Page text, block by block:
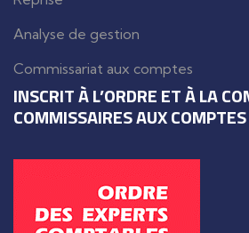
Analyse de gestion
Commissariat aux comptes
INSCRIT À L’ORDRE ET À LA
COMMISSAIRES AUX COMPTES